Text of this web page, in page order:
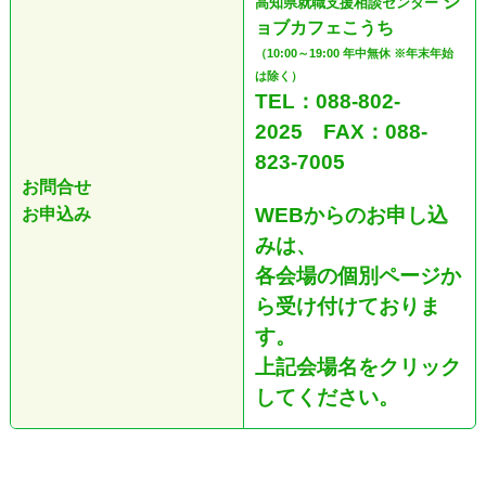
お問合せ
お申込み
ョブカフェこうち
（10:00～19:00 年中無休 ※年末年始
は除く）
TEL：088-802-
2025 FAX：088-
823-7005
WEBからのお申し込
みは、
各会場の個別ページか
ら受け付けておりま
す。
上記会場名をクリック
してください。